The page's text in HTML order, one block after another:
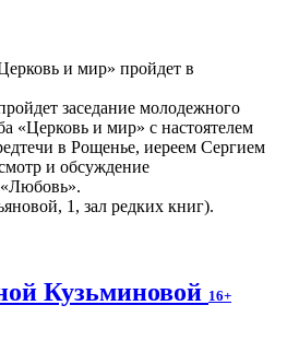
заседание молодежного
«Церковь и мир» с настоятелем
в Рощенье, иереем Сергием
и обсуждение
1, зал редких книг).
Кузьминовой 16+